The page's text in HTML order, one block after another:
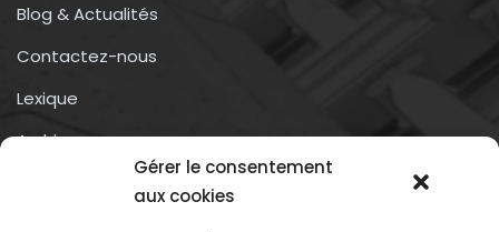
Gérer le consentement
aux cookies
Blog & Actualités
Contactez-nous
Lexique
Archives